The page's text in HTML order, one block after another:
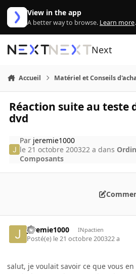
Aller au contenu
View in the app
A better way to browse. Learn more.
Next
Accueil Matériel et Conseils
Réaction suite au teste
dvd
Par jeremie1000
le 21 octobre 200322 a dans
Composants
jeremie1000 INpactien
Posté(e) le 21 octobre 200322 a
salut, je voulait savoir ce que vous